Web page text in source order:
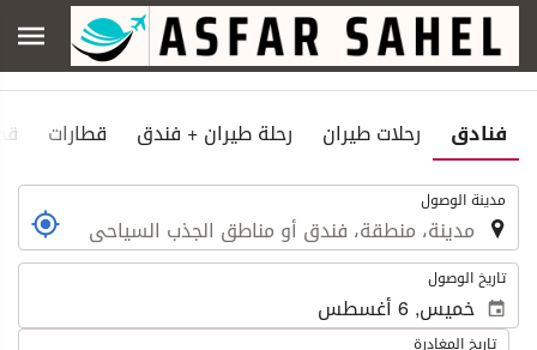
فنادق رحلات طيران رحلة طيران + فندق قطارات
. مدينة الوصول
. تاريخ الوصول
تاريخ المغادرة